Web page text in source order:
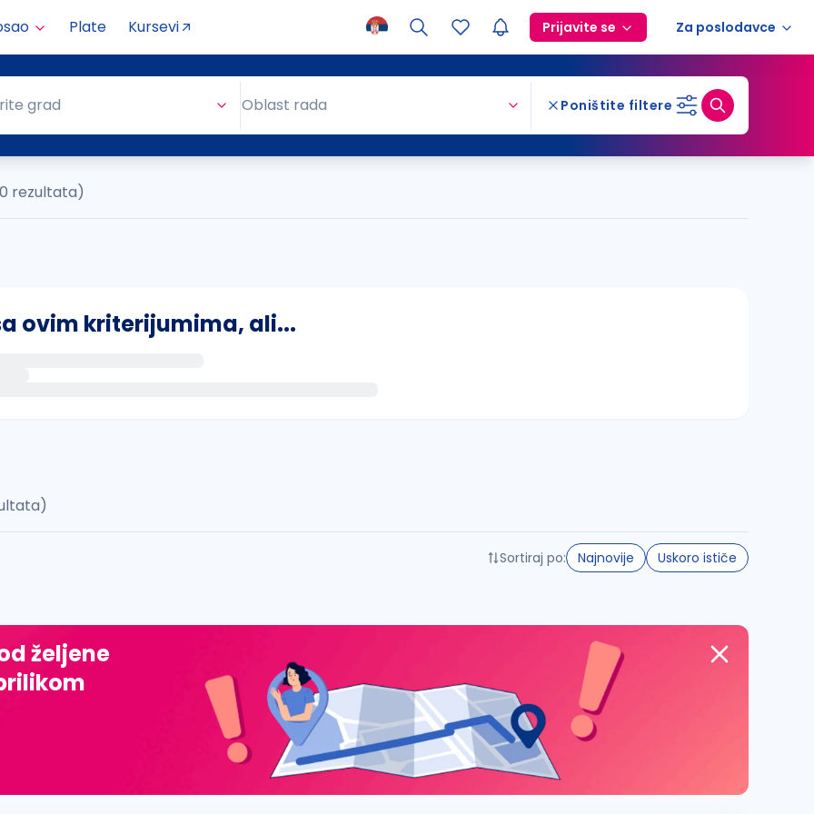
Plate Kursevi Prijavite se Za poslodavce
grad Oblast rada Poništite filtere
rezultata)
ovim kriterijumima, ali...
đ, ž, dž)
Sortiraj po: Najnovije Uskoro ističe
željene